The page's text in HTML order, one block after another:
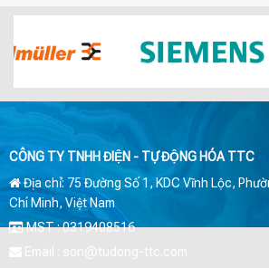
CÔNG TY TNHH ĐIỆN - TỰ ĐỘNG HÓA TTC
Địa chỉ: 75 Đường Số 1, KDC Vĩnh Lộc,
Chí Minh, Việt Nam
MST : 0319408516
Email : son@tudong-ttc.com